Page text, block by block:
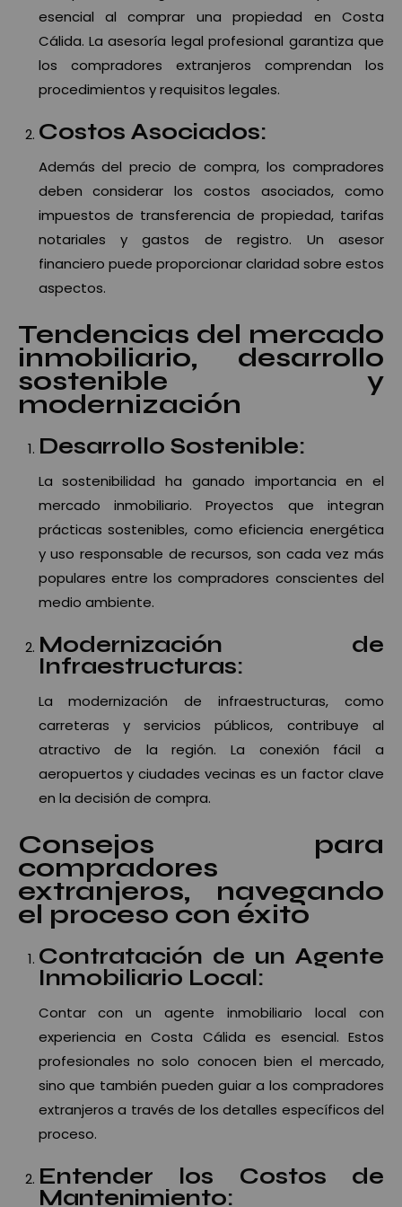
esencial al comprar una propiedad en Costa
Cálida. La asesoría legal profesional garantiza que
los compradores extranjeros comprendan los
procedimientos y requisitos legales.
Costos Asociados:
Además del precio de compra, los compradores
deben considerar los costos asociados, como
impuestos de transferencia de propiedad, tarifas
notariales y gastos de registro. Un asesor
financiero puede proporcionar claridad sobre estos
aspectos.
Tendencias del mercado
inmobiliario, desarrollo
sostenible y
modernización
Desarrollo Sostenible:
La sostenibilidad ha ganado importancia en el
mercado inmobiliario. Proyectos que integran
prácticas sostenibles, como eficiencia energética
y uso responsable de recursos, son cada vez más
populares entre los compradores conscientes del
medio ambiente.
Modernización de
Infraestructuras:
La modernización de infraestructuras, como
carreteras y servicios públicos, contribuye al
atractivo de la región. La conexión fácil a
aeropuertos y ciudades vecinas es un factor clave
en la decisión de compra.
Consejos para
compradores
extranjeros, navegando
el proceso con éxito
Contratación de un Agente
Inmobiliario Local:
Contar con un agente inmobiliario local con
experiencia en Costa Cálida es esencial. Estos
profesionales no solo conocen bien el mercado,
sino que también pueden guiar a los compradores
extranjeros a través de los detalles específicos del
proceso.
Entender los Costos de
Mantenimiento: